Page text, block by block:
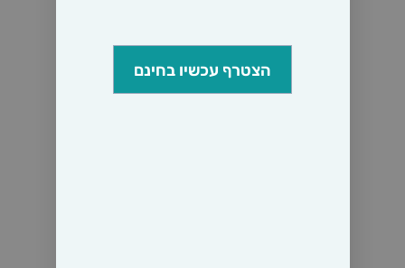
הצטרף עכשיו בחינם